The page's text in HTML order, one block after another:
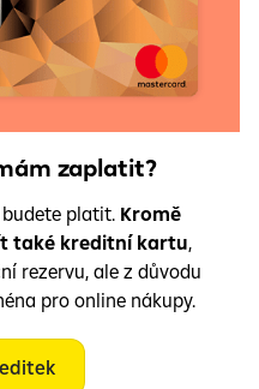
zaplatit?
platit. Kromě
také kreditní kartu,
rezervu, ale z důvodu
pro online nákupy.